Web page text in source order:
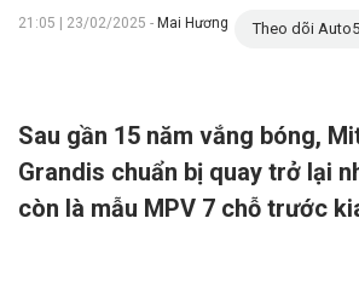
21:05 | 23/02/2025 - Mai Hương Theo dõi
Sau gần 15 năm vắng bóng,
Grandis chuẩn bị quay trở lại
còn là mẫu MPV 7 chỗ trước